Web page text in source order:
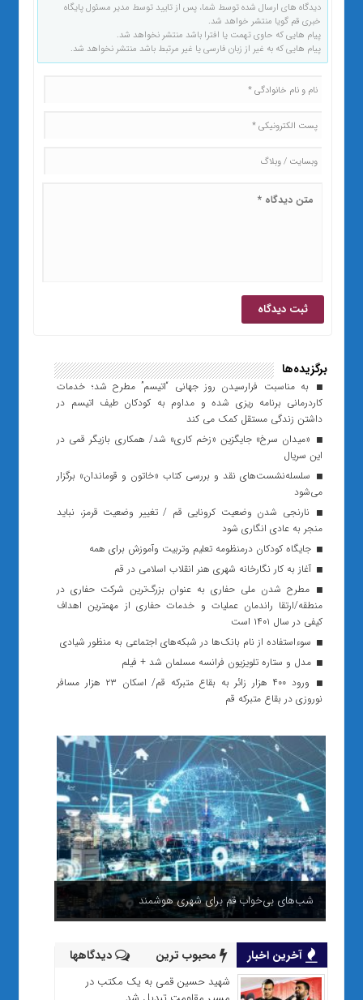
دیدگاه های ارسال شده توسط شما، پس از تایید توسط مدیر مسئول پایگاه
خبری قم گویا منتشر خواهد شد.
پیام هایی که حاوی تهمت یا افترا باشد منتشر نخواهد شد.
پیام هایی که به غیر از زبان فارسی یا غیر مرتبط باشد منتشر نخواهد شد.
برگزیده‌ها
به مناسبت فرارسیدن روز جهانی “اتیسم” مطرح شد؛ خدمات
کاردرمانی برنامه ریزی شده و مداوم به کودکان طیف اتیسم در
داشتن زندگی مستقل کمک می کند
«میدان سرخ» جایگزین «زخم کاری» شد/ همکاری بازیگر قمی در
این سریال
سلسله‌نشست‌های نقد و بررسی کتاب «خاتون و قوماندان» برگزار
می‌شود
نارنجی شدن وضعیت کرونایی قم / تغییر وضعیت قرمز، نباید
منجر به عادی انگاری شود
جایگاه کودکان‌ درمنظومه تعلیم وتربیت وآموزش برای همه
آغاز به کار نگارخانه شهری هنر انقلاب اسلامی در قم
مطرح شدن ملی حفاری به عنوان بزرگ‌ترین شرکت حفاری در
منطقه/ارتقا راندمان عملیات و خدمات حفاری از مهمترین اهداف
کیفی در سال ۱۴۰۱ است
سوءاستفاده از نام بانک‌ها در شبکه‌های اجتماعی به منظور شیادی
مدل و ستاره تلویزیون فرانسه مسلمان شد + فیلم
ورود ۴۰۰ هزار زائر به بقاع متبرکه قم/ اسکان ۲۳ هزار مسافر
نوروزی در بقاع متبرکه قم
شب‌های بی‌خواب قم برای شهری هوشمند
آخرین اخبار محبوب ترین دیدگاهها
شهید حسین قمی به یک مکتب در